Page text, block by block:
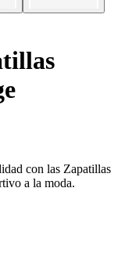
con las Zapatillas
a la moda.